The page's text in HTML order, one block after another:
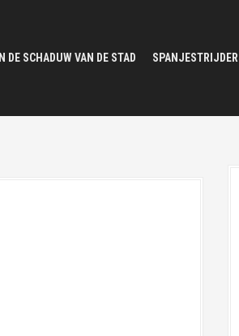
IN DE SCHADUW VAN DE STAD